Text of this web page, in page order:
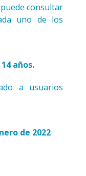
consultar
uno de los
años.
a usuarios
de 2022